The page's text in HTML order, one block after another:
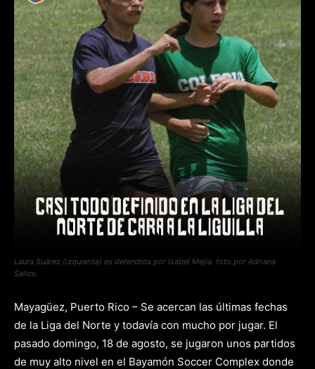
Laura Suárez (izquierda) es defendida por Isabel Mejía. foto por Adriana
Salico.
Mayagüez, Puerto Rico – Se acercan las últimas fechas
de la Liga del Norte y todavía con mucho por jugar. El
pasado domingo, 18 de agosto, se jugaron unos partidos
de muy alto nivel en el Bayamón Soccer Complex donde